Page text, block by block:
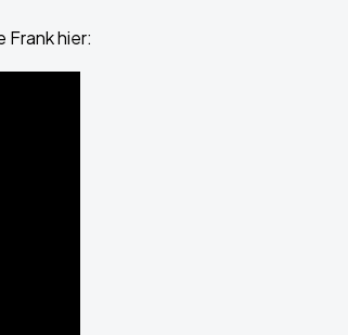
Frank hier: